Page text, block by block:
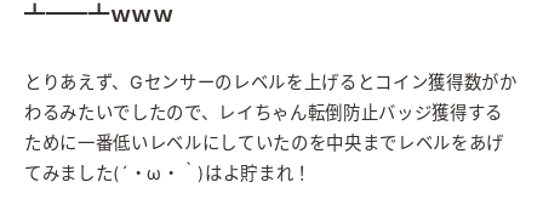
┻━━┻ｗｗｗ
とりあえず、Gセンサーのレベルを上げるとコイン獲得数がか
わるみたいでしたので、レイちゃん転倒防止バッジ獲得する
ために一番低いレベルにしていたのを中央までレベルをあげ
てみました(´・ω・｀)はよ貯まれ！